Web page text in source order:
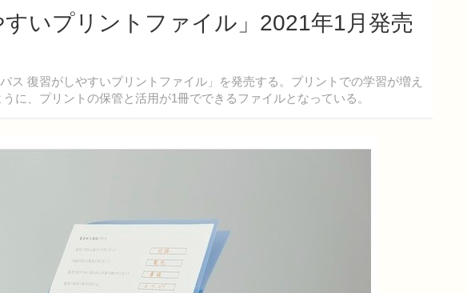
いプリントファイル」2021年1月発売
ス 復習がしやすいプリントファイル」を発売する。プリントでの学習が増え
に、プリントの保管と活用が1冊でできるファイルとなっている。